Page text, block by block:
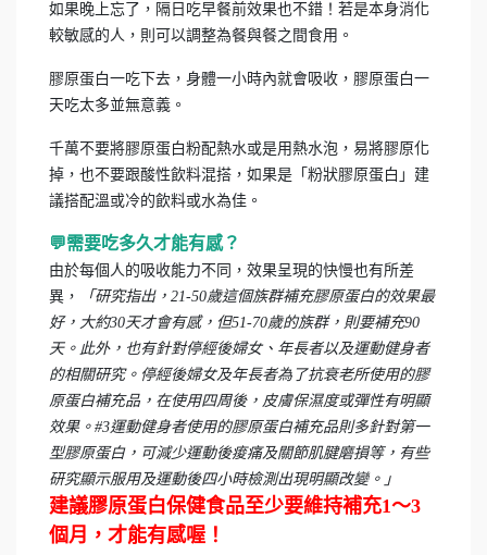
如果晚上忘了，隔日吃早餐前效果也不錯！若是本身消化
較敏感的人，則可以調整為餐與餐之間食用。
膠原蛋白一吃下去，身體一小時內就會吸收，膠原蛋白一
天吃太多並無意義。
千萬不要將膠原蛋白粉配熱水或是用熱水泡，易將膠原化
掉，也不要跟酸性飲料混搭，如果是「粉狀膠原蛋白」建
議搭配溫或冷的飲料或水為佳。
💬需要吃多久才能有感？
由於每個人的吸收能力不同，效果呈現的快慢也有所差
異，
「研究指出，21-50歲這個族群補充膠原蛋白的效果最
好，大約30天才會有感，但51-70歲的族群，則要補充90
天。此外，也有針對停經後婦女、年長者以及運動健身者
的相關研究。停經後婦女及年長者為了抗衰老所使用的膠
原蛋白補充品，在使用四周後，皮膚保濕度或彈性有明顯
效果。#3運動健身者使用的膠原蛋白補充品則多針對第一
型膠原蛋白，可減少運動後痠痛及關節肌腱磨損等，有些
研究顯示服用及運動後四小時檢測出現明顯改變。」
建議膠原蛋白保健食品至少要維持補充1～3
個月，才能有感喔！